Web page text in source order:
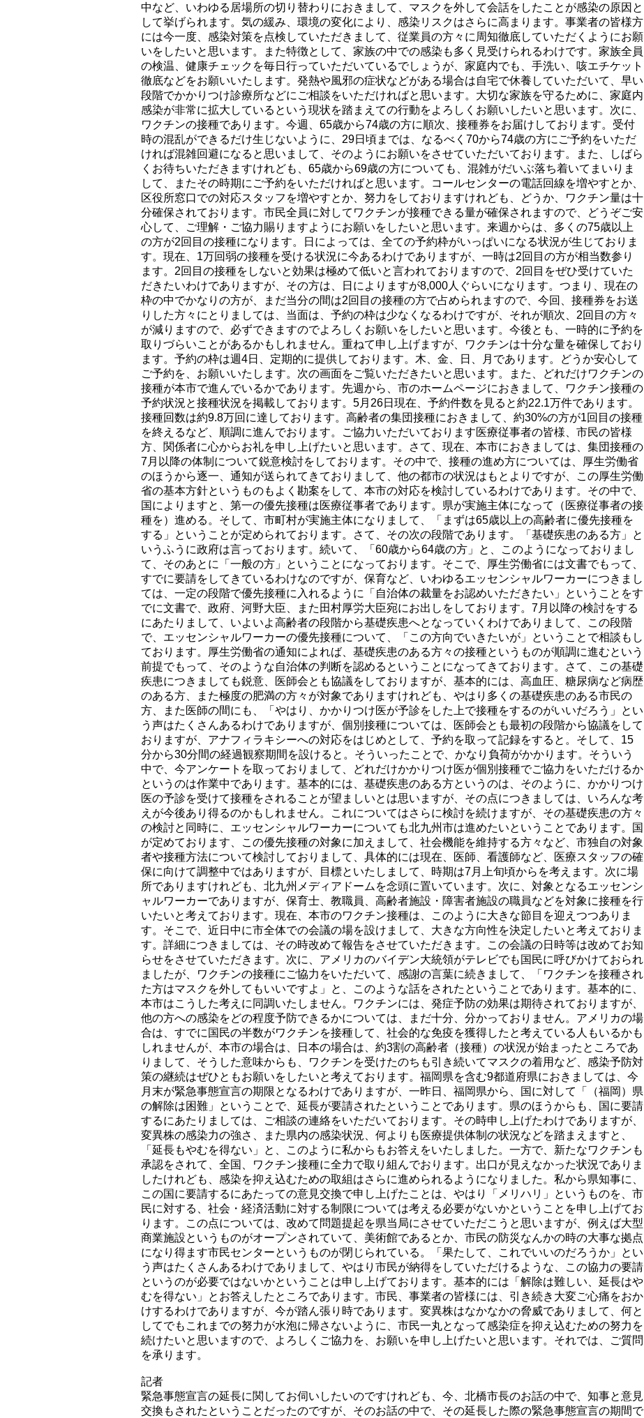
中など、いわゆる居場所の切り替わりにおきまして、マスクを外して会話をしたことが感染の原因と
して挙げられます。気の緩み、環境の変化により、感染リスクはさらに高まります。事業者の皆様方
には今一度、感染対策を点検していただきまして、従業員の方々に周知徹底していただくようにお願
いをしたいと思います。また特徴として、家族の中での感染も多く見受けられるわけです。家族全員
の検温、健康チェックを毎日行っていただいているでしょうが、家庭内でも、手洗い、咳エチケット
徹底などをお願いいたします。発熱や風邪の症状などがある場合は自宅で休養していただいて、早い
段階でかかりつけ診療所などにご相談をいただければと思います。大切な家族を守るために、家庭内
感染が非常に拡大しているという現状を踏まえての行動をよろしくお願いしたいと思います。次に、
ワクチンの接種であります。今週、65歳から74歳の方に順次、接種券をお届けしております。受付
時の混乱ができるだけ生じないように、29日頃までは、なるべく70から74歳の方にご予約をいただ
ければ混雑回避になると思いまして、そのようにお願いをさせていただいております。また、しばら
くお待ちいただきますけれども、65歳から69歳の方についても、混雑がだいぶ落ち着いてまいりま
して、またその時期にご予約をいただければと思います。コールセンターの電話回線を増やすとか、
区役所窓口での対応スタッフを増やすとか、努力をしておりますけれども、どうか、ワクチン量は十
分確保されております。市民全員に対してワクチンが接種できる量が確保されますので、どうぞご安
心して、ご理解・ご協力賜りますようにお願いをしたいと思います。来週からは、多くの75歳以上
の方が2回目の接種になります。日によっては、全ての予約枠がいっぱいになる状況が生じておりま
す。現在、1万回弱の接種を受ける状況に今あるわけでありますが、一時は2回目の方が相当数参り
ます。2回目の接種をしないと効果は極めて低いと言われておりますので、2回目をぜひ受けていた
だきたいわけでありますが、その方は、日によりますが8,000人ぐらいになります。つまり、現在の
枠の中でかなりの方が、まだ当分の間は2回目の接種の方で占められますので、今回、接種券をお送
りした方々にとりましては、当面は、予約の枠は少なくなるわけですが、それが順次、2回目の方々
が減りますので、必ずできますのでよろしくお願いをしたいと思います。今後とも、一時的に予約を
取りづらいことがあるかもしれません。重ねて申し上げますが、ワクチンは十分な量を確保しており
ます。予約の枠は週4日、定期的に提供しております。木、金、日、月であります。どうか安心して
ご予約を、お願いいたします。次の画面をご覧いただきたいと思います。また、どれだけワクチンの
接種が本市で進んでいるかであります。先週から、市のホームページにおきまして、ワクチン接種の
予約状況と接種状況を掲載しております。5月26日現在、予約件数を見ると約22.1万件であります。
接種回数は約9.8万回に達しております。高齢者の集団接種におきまして、約30%の方が1回目の接種
を終えるなど、順調に進んでおります。ご協力いただいております医療従事者の皆様、市民の皆様
方、関係者に心からお礼を申し上げたいと思います。さて、現在、本市におきましては、集団接種の
7月以降の体制について鋭意検討をしております。その中で、接種の進め方については、厚生労働省
のほうから逐一、通知が送られてきておりまして、他の都市の状況はもとよりですが、この厚生労働
省の基本方針というものもよく勘案をして、本市の対応を検討しているわけであります。その中で、
国によりますと、第一の優先接種は医療従事者であります。県が実施主体になって（医療従事者の接
種を）進める。そして、市町村が実施主体になりまして、「まずは65歳以上の高齢者に優先接種を
する」ということが定められております。さて、その次の段階であります。「基礎疾患のある方」と
いうふうに政府は言っております。続いて、「60歳から64歳の方」と、このようになっておりまし
て、そのあとに「一般の方」ということになっております。そこで、厚生労働省には文書でもって、
すでに要請をしてきているわけなのですが、保育など、いわゆるエッセンシャルワーカーにつきまし
ては、一定の段階で優先接種に入れるように「自治体の裁量をお認めいただきたい」ということをす
でに文書で、政府、河野大臣、また田村厚労大臣宛にお出しをしております。7月以降の検討をする
にあたりまして、いよいよ高齢者の段階から基礎疾患へとなっていくわけでありまして、この段階
で、エッセンシャルワーカーの優先接種について、「この方向でいきたいが」ということで相談もし
ております。厚生労働省の通知によれば、基礎疾患のある方々の接種というものが順調に進むという
前提でもって、そのような自治体の判断を認めるということになってきております。さて、この基礎
疾患につきましても鋭意、医師会とも協議をしておりますが、基本的には、高血圧、糖尿病など病歴
のある方、また極度の肥満の方々が対象でありますけれども、やはり多くの基礎疾患のある市民の
方、また医師の間にも、「やはり、かかりつけ医が予診をした上で接種をするのがいいだろう」とい
う声はたくさんあるわけでありますが、個別接種については、医師会とも最初の段階から協議をして
おりますが、アナフィラキシーへの対応をはじめとして、予約を取って記録をすると。そして、15
分から30分間の経過観察期間を設けると。そういったことで、かなり負荷がかかります。そういう
中で、今アンケートを取っておりまして、どれだけかかりつけ医が個別接種でご協力をいただけるか
というのは作業中であります。基本的には、基礎疾患のある方というのは、そのように、かかりつけ
医の予診を受けて接種をされることが望ましいとは思いますが、その点につきましては、いろんな考
えが今後あり得るのかもしれません。これについてはさらに検討を続けますが、その基礎疾患の方々
の検討と同時に、エッセンシャルワーカーについても北九州市は進めたいということであります。国
が定めております、この優先接種の対象に加えまして、社会機能を維持する方々など、市独自の対象
者や接種方法について検討しておりまして、具体的には現在、医師、看護師など、医療スタッフの確
保に向けて調整中ではありますが、目標といたしまして、時期は7月上旬頃からを考えます。次に場
所でありますけれども、北九州メディアドームを念頭に置いています。次に、対象となるエッセンシ
ャルワーカーでありますが、保育士、教職員、高齢者施設・障害者施設の職員などを対象に接種を行
いたいと考えております。現在、本市のワクチン接種は、このように大きな節目を迎えつつありま
す。そこで、近日中に市全体での会議の場を設けまして、大きな方向性を決定したいと考えておりま
す。詳細につきましては、その時改めて報告をさせていただきます。この会議の日時等は改めてお知
らせをさせていただきます。次に、アメリカのバイデン大統領がテレビでも国民に呼びかけておられ
ましたが、ワクチンの接種にご協力をいただいて、感謝の言葉に続きまして、「ワクチンを接種され
た方はマスクを外してもいいですよ」と、このような話をされたということであります。基本的に、
本市はこうした考えに同調いたしません。ワクチンには、発症予防の効果は期待されておりますが、
他の方への感染をどの程度予防できるかについては、まだ十分、分かっておりません。アメリカの場
合は、すでに国民の半数がワクチンを接種して、社会的な免疫を獲得したと考えている人もいるかも
しれませんが、本市の場合は、日本の場合は、約3割の高齢者（接種）の状況が始まったところであ
りまして、そうした意味からも、ワクチンを受けたのちも引き続いてマスクの着用など、感染予防対
策の継続はぜひともお願いをしたいと考えております。福岡県を含む9都道府県におきましては、今
月末が緊急事態宣言の期限となるわけでありますが、一昨日、福岡県から、国に対して「（福岡）県
の解除は困難」ということで、延長が要請されたということであります。県のほうからも、国に要請
するにあたりましては、ご相談の連絡をいただいております。その時申し上げたわけでありますが、
変異株の感染力の強さ、また県内の感染状況、何よりも医療提供体制の状況などを踏まえますと、
「延長もやむを得ない」と、このように私からもお答えをいたしました。一方で、新たなワクチンも
承認をされて、全国、ワクチン接種に全力で取り組んでおります。出口が見えなかった状況でありま
したけれども、感染を抑え込むための取組はさらに進められるようになりました。私から県知事に、
この国に要請するにあたっての意見交換で申し上げたことは、やはり「メリハリ」というものを、市
民に対する、社会・経済活動に対する制限については考える必要がないかということを申し上げてお
ります。この点については、改めて問題提起を県当局にさせていただこうと思いますが、例えば大型
商業施設というものがオープンされていて、美術館であるとか、市民の防災なんかの時の大事な拠点
になり得ます市民センターというものが閉じられている。「果たして、これでいいのだろうか」とい
う声はたくさんあるわけでありまして、やはり市民が納得をしていただけるような、この協力の要請
というのが必要ではないかということは申し上げております。基本的には「解除は難しい、延長はや
むを得ない」とお答えしたところであります。市民、事業者の皆様には、引き続き大変ご心痛をおか
けするわけでありますが、今が踏ん張り時であります。変異株はなかなかの脅威でありまして、何と
してでもこれまでの努力が水泡に帰さないように、市民一丸となって感染症を抑え込むための努力を
続けたいと思いますので、よろしくご協力を、お願いを申し上げたいと思います。それでは、ご質問
を承ります。
記者
緊急事態宣言の延長に関してお伺いしたいのですけれども、今、北橋市長のお話の中で、知事と意見
交換もされたということだったのですが、そのお話の中で、その延長した際の緊急事態宣言の期間で